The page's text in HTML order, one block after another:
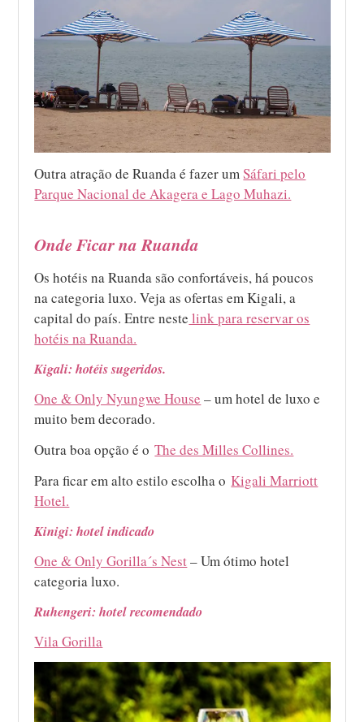
Outra atração de Ruanda é fazer umSáfari pelo
Parque Nacional de Akagera e Lago Muhazi.
Onde Ficar na Ruanda
Os hotéis na Ruanda são confortáveis, há poucos
na categoria luxo. Veja as ofertas em Kigali, a
capital do país. Entre neste link para reservar os
hotéis na Ruanda.
Kigali: hotéis sugeridos.
One & Only Nyungwe House – um hotel de luxo e
muito bem decorado.
Outra boa opção é oThe des Milles Collines.
Para ficar em alto estilo escolha oKigali Marriott
Hotel.
Kinigi: hotel indicado
One & Only Gorilla´s Nest– Um ótimo hotel
categoria luxo.
Ruhengeri: hotel recomendado
Vila Gorilla